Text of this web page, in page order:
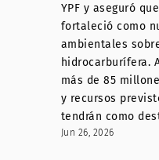
YPF y aseguró
fortaleció como
ambientales
hidrocarburífera.
más de 85
y recursos
tendrán como
Jun 26, 2026